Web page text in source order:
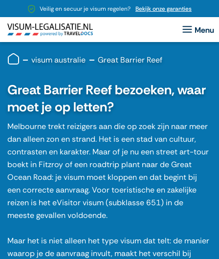
Veilig en secuur je visum regelen? Bekijk onze garanties
visum australie Great Barrier Reef
Great Barrier Reef bezoeken, waar
moet je op letten?
Melbourne trekt reizigers aan die op zoek zijn naar meer
dan alleen zon en strand. Het is een stad van cultuur,
contrasten en karakter. Maar of je nu een street art-tour
boekt in Fitzroy of een roadtrip plant naar de Great
Ocean Road: je visum moet kloppen en dat begint bij
een correcte aanvraag. Voor toeristische en zakelijke
reizen is het eVisitor visum (subklasse 651) in de
meeste gevallen voldoende.
Maar het is niet alleen het type visum dat telt: de manier
waarop je de aanvraag invult, maakt het verschil bij